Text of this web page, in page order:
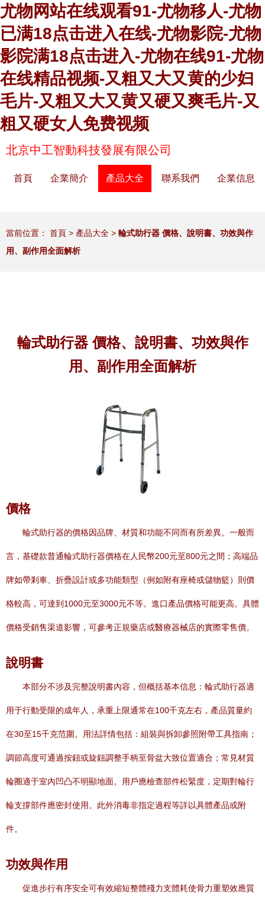
尤物网站在线观看91-尤物移人-尤物
已满18点击进入在线-尤物影院-尤物
影院满18点击进入-尤物在线91-尤物
在线精品视频-又粗又大又黄的少妇
毛片-又粗又大又黄又硬又爽毛片-又
粗又硬女人免费视频
北京中工智動科技發展有限公司
首頁 企業簡介 產品大全 聯系我們 企業信息
當前位置： 首頁 > 產品大全 > 輪式助行器 價格、說明書、功效與作
用、副作用全面解析
輪式助行器 價格、說明書、功效與作
用、副作用全面解析
價格
輪式助行器的價格因品牌、材質和功能不同而有所差異。一般而
言，基礎款普通輪式助行器價格在人民幣200元至800元之間；高端品
牌如帶剎車、折疊設計或多功能類型（例如附有座椅或儲物籃）則價
格較高，可達到1000元至3000元不等。進口產品價格可能更高。具體
價格受銷售渠道影響，可參考正規藥店或醫療器械店的實際零售價。
說明書
本部分不涉及完整說明書內容，但概括基本信息：輪式助行器適
用于行動受限的成年人，承重上限通常在100千克左右，產品質量約
在30至15千克范圍。用法詳情包括：組裝與拆卸參照附帶工具指南；
調節高度可通過按鈕或旋鈕調整手柄至骨盆大致位置適合；常見材質
輪圈適于室內凹凸不明顯地面。用戶應檢查部件松緊度，定期對輪行
輪支撐部件應密封使用。此外消毒非指定過程等詳以具體產品或附
件。
功效與作用
促進步行有序安全可有效縮短整體殘力支體耗使骨力重塑效應質